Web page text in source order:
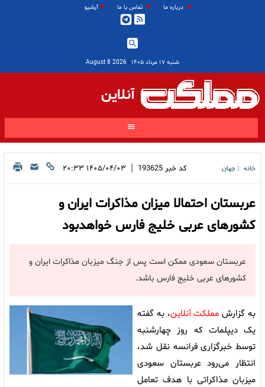
درباره ما تماس با ما آرشیو
شنبه ۱۷ مرداد ۱۴۰۵ |
2026 August 8
آنلاین
خانه جهان کد خبر 193625
| ۱۴۰۵/۰۴/۰۳ ۲۰:۳۳
عربستان احتمالا میزان مذاکرات ایران و
کشورهای عربی خلیج فارس خواهدبود
عربستان سعودی ممکن است پس از جنگ میزبان مذاکرات ایران و
کشورهای عربی خلیج فارس باشد.
به گزارش مملکت آنلاین، به گفته
یک دیپلمات که روز چهارشنبه
توسط خبرگزاری فرانسه نقل شد،
انتظار می‌رود عربستان سعودی
میزبان مذاکراتی با هدف تعامل